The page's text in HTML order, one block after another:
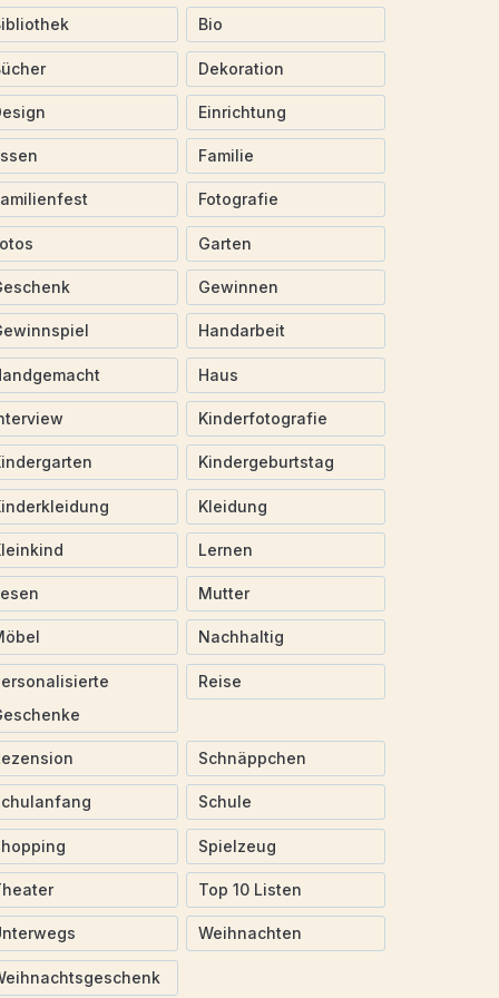
Bio
Dekoration
Einrichtung
Familie
Fotografie
Garten
Gewinnen
Handarbeit
Haus
Kinderfotografie
Kindergeburtstag
Kleidung
Lernen
Mutter
Nachhaltig
Reise
Schnäppchen
Schule
Spielzeug
Top 10 Listen
Weihnachten